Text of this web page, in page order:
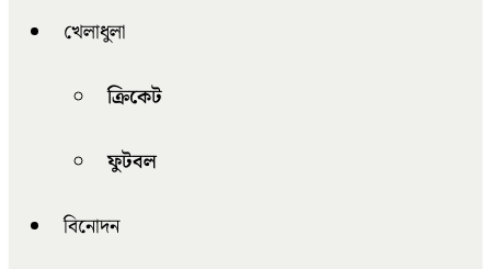
খেলাধুলা
ক্রিকেট
ফুটবল
বিনোদন